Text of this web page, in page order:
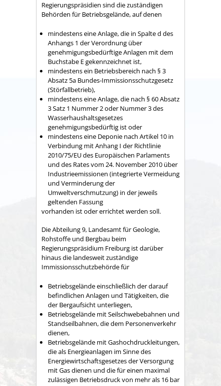
Regierungspräsidien sind die zuständigen
Behörden für Betriebsgelände, auf denen
mindestens eine Anlage, die in Spalte d des
Anhangs 1 der Verordnung über
genehmigungsbedürftige Anlagen mit dem
Buchstabe E gekennzeichnet ist,
mindestens ein Betriebsbereich nach § 3
Absatz 5a Bundes-Immissionsschutzgesetz
(Störfallbetrieb),
mindestens eine Anlage, die nach § 60 Absatz
3 Satz 1 Nummer 2 oder Nummer 3 des
Wasserhaushaltsgesetzes
genehmigungsbedürftig ist oder
mindestens eine Deponie nach Artikel 10 in
Verbindung mit Anhang I der Richtlinie
2010/75/EU des Europäischen Parlaments
und des Rates vom 24. November 2010 über
Industrieemissionen (integrierte Vermeidung
und Verminderung der
Umweltverschmutzung) in der jeweils
geltenden Fassung
vorhanden ist oder errichtet werden soll.
Die Abteilung 9, Landesamt für Geologie,
Rohstoffe und Bergbau beim
Regierungspräsidium Freiburg ist darüber
hinaus die landesweit zuständige
Immissionsschutzbehörde für
Betriebsgelände einschließlich der darauf
befindlichen Anlagen und Tätigkeiten, die
der Bergaufsicht unterliegen,
Betriebsgelände mit Seilschwebebahnen und
Standseilbahnen, die dem Personenverkehr
dienen,
Betriebsgelände mit Gashochdruckleitungen,
die als Energieanlagen im Sinne des
Energiewirtschaftsgesetzes der Versorgung
mit Gas dienen und die für einen maximal
zulässigen Betriebsdruck von mehr als 16 bar